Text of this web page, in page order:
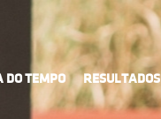
DO TEMPO RESULTADOS